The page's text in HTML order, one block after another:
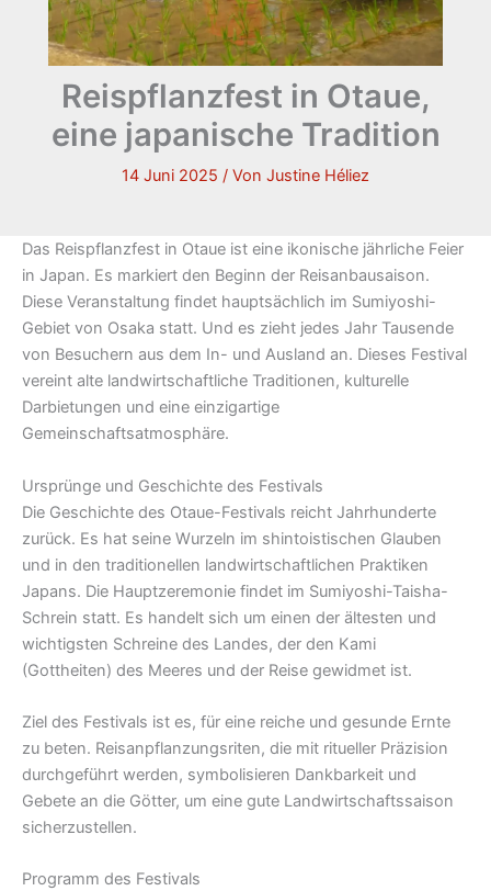
Reispflanzfest in Otaue,
eine japanische Tradition
14 Juni 2025 / Von Justine Héliez
Das Reispflanzfest in Otaue ist eine ikonische jährliche Feier
in Japan. Es markiert den Beginn der Reisanbausaison.
Diese Veranstaltung findet hauptsächlich im Sumiyoshi-
Gebiet von Osaka statt. Und es zieht jedes Jahr Tausende
von Besuchern aus dem In- und Ausland an. Dieses Festival
vereint alte landwirtschaftliche Traditionen, kulturelle
Darbietungen und eine einzigartige
Gemeinschaftsatmosphäre.
Ursprünge und Geschichte des Festivals
Die Geschichte des Otaue-Festivals reicht Jahrhunderte
zurück. Es hat seine Wurzeln im shintoistischen Glauben
und in den traditionellen landwirtschaftlichen Praktiken
Japans. Die Hauptzeremonie findet im Sumiyoshi-Taisha-
Schrein statt. Es handelt sich um einen der ältesten und
wichtigsten Schreine des Landes, der den Kami
(Gottheiten) des Meeres und der Reise gewidmet ist.
Ziel des Festivals ist es, für eine reiche und gesunde Ernte
zu beten. Reisanpflanzungsriten, die mit ritueller Präzision
durchgeführt werden, symbolisieren Dankbarkeit und
Gebete an die Götter, um eine gute Landwirtschaftssaison
sicherzustellen.
Programm des Festivals